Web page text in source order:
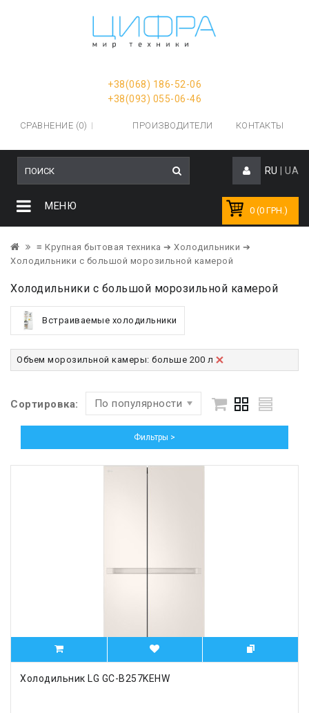
+38(068) 186-52-06
+38(093) 055-06-46
СРАВНЕНИЕ (0) ПРОИЗВОДИТЕЛИ КОНТАКТЫ
RU UA
0 (0 ГРН.)
МЕНЮ
≡ Крупная бытовая техника ➔ Холодильники ➔
Холодильники с большой морозильной камерой
Холодильники с большой морозильной камерой
Встраиваемые холодильники
Объем морозильной камеры: больше 200 л
Сортировка: По популярности
Фильтры >
Холодильник LG GC-B257KEHW